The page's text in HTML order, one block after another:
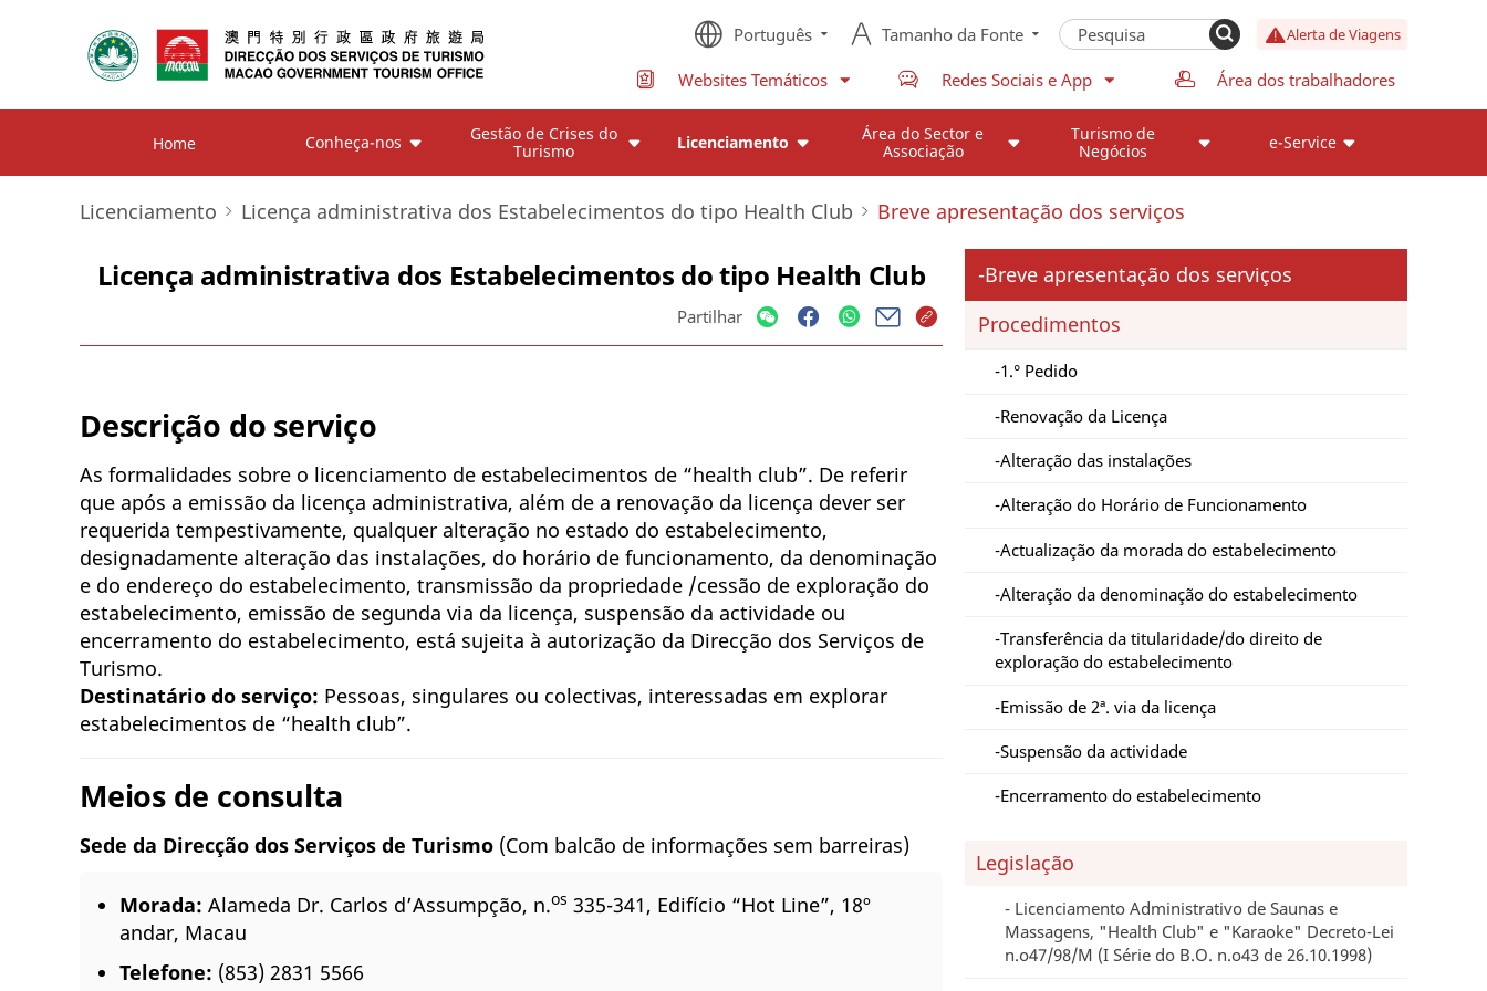
Português Tamanho da Fonte Alerta de Viagens
Websites Temáticos Redes Sociais e App Área dos trabalhadores
Home Conheça-nos
Gestão de Crises do
Turismo
Licenciamento
Área do Sector e
Associação
Turismo de
Negócios
e-Service
Licenciamento Licença administrativa dos Estabelecimentos do tipo Health Club Breve apresentação dos serviços
Licença administrativa dos Estabelecimentos do tipo Health Club
Partilhar
Descrição do serviço
As formalidades sobre o licenciamento de estabelecimentos de “health club”. De referir
que após a emissão da licença administrativa, além de a renovação da licença dever ser
requerida tempestivamente, qualquer alteração no estado do estabelecimento,
designadamente alteração das instalações, do horário de funcionamento, da denominação
e do endereço do estabelecimento, transmissão da propriedade /cessão de exploração do
estabelecimento, emissão de segunda via da licença, suspensão da actividade ou
encerramento do estabelecimento, está sujeita à autorização da Direcção dos Serviços de
Turismo.
Destinatário do serviço: Pessoas, singulares ou colectivas, interessadas em explorar
estabelecimentos de “health club”.
Meios de consulta
Sede da Direcção dos Serviços de Turismo (Com balcão de informações sem barreiras)
Morada: Alameda Dr. Carlos d’Assumpção, n.os 335-341, Edifício “Hot Line”, 18º
andar, Macau
Telefone: (853) 2831 5566
Breve apresentação dos serviços
Procedimentos
1.° Pedido
Renovação da Licença
Alteração das instalações
Alteração do Horário de Funcionamento
Actualização da morada do estabelecimento
Alteração da denominação do estabelecimento
Transferência da titularidade/do direito de
exploração do estabelecimento
Emissão de 2ª. via da licença
Suspensão da actividade
Encerramento do estabelecimento
Legislação
Licenciamento Administrativo de Saunas e
Massagens, "Health Club" e "Karaoke" Decreto-Lei
n.o47/98/M (I Série do B.O. n.o43 de 26.10.1998)